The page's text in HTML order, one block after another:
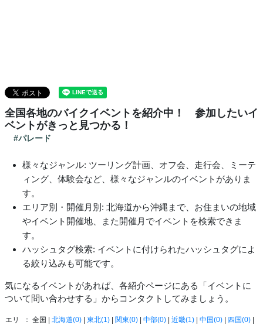
全国各地のバイクイベントを紹介中！ 参加したいイ
ベントがきっと見つかる！
#パレード
様々なジャンル: ツーリング計画、オフ会、走行会、ミーテ
ィング、体験会など、様々なジャンルのイベントがありま
す。
エリア別・開催月別: 北海道から沖縄まで、お住まいの地域
やイベント開催地、また開催月でイベントを検索できま
す。
ハッシュタグ検索: イベントに付けられたハッシュタグによ
る絞り込みも可能です。
気になるイベントがあれば、各紹介ページにある「イベントに
ついて問い合わせする」からコンタクトしてみましょう。
エリ
： 全国 | 北海道(0)| 東北(1)| 関東(0)| 中部(0)| 近畿(1)| 中国(0)| 四国(0)|